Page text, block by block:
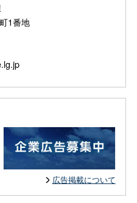
1番地
広告掲載について